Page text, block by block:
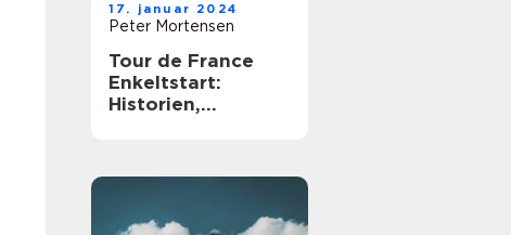
17. januar 2024
Peter Mortensen
Tour de France
Enkeltstart:
Historien,